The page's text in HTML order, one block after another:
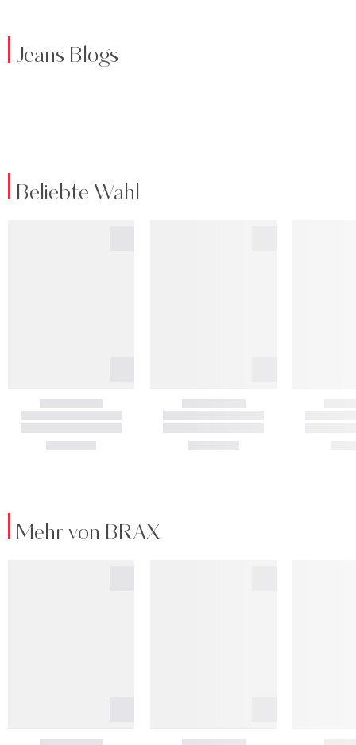
Jeans Blogs
Beliebte Wahl
Mehr von BRAX